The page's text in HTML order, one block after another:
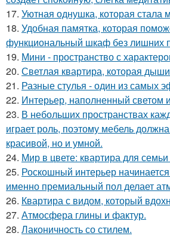
17. Уютная однушка, которая стала
18. Удобная памятка, которая
функциональный шкаф без лишних
19. Мини - пространство с
20. Светлая квартира, которая
21. Разные стулья - один из самых
22. Интерьер, наполненный светом
23. В небольших пространствах
играет роль, поэтому мебель
красивой, но и умной.
24. Мир в цвете: квартира для
25. Роскошный интерьер
именно премиальный пол делает
26. Квартира с видом, который
27. Атмосфера глины и фактур.
28. Лаконичность со стилем.